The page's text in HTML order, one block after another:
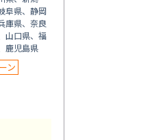
阜県、静岡
庫県、奈良
山口県、福
鹿児島県
ン